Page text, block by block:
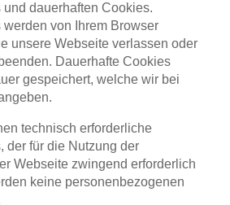
dauerhaften Cookies.
von Ihrem Browser
unsere Webseite verlassen oder
Dauerhafte Cookies
gespeichert, welche wir bei
technisch erforderliche
der für die Nutzung der
Webseite zwingend erforderlich
keine personenbezogenen